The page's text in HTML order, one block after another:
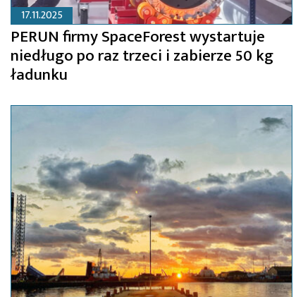
17.11.2025
PERUN firmy SpaceForest wystartuje
niedługo po raz trzeci i zabierze 50 kg
ładunku